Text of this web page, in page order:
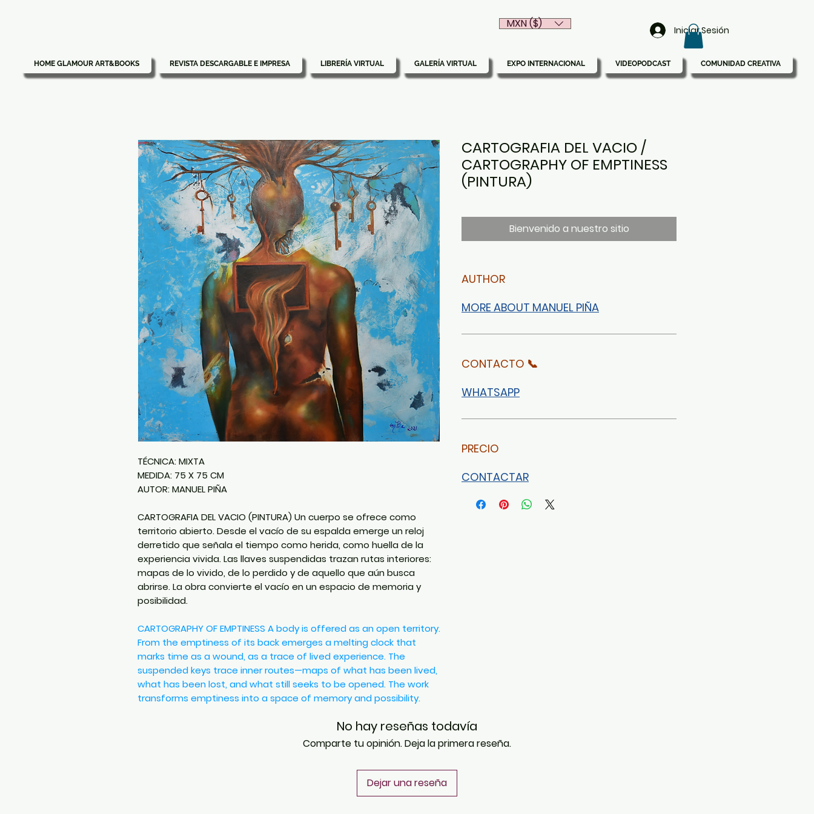
Iniciar Sesión
MXN ($)
HOME GLAMOUR ART&BOOKS REVISTA DESCARGABLE E IMPRESA LIBRERÍA VIRTUAL GALERÍA VIRTUAL EXPO INTERNACIONAL VIDEOPODCAST COMUNIDAD CREATIVA
TÉCNICA: MIXTA
MEDIDA: 75 X 75 CM
AUTOR: MANUEL PIÑA
CARTOGRAFIA DEL VACIO (PINTURA) Un cuerpo se ofrece como
territorio abierto. Desde el vacío de su espalda emerge un reloj
derretido que señala el tiempo como herida, como huella de la
experiencia vivida. Las llaves suspendidas trazan rutas interiores:
mapas de lo vivido, de lo perdido y de aquello que aún busca
abrirse. La obra convierte el vacío en un espacio de memoria y
posibilidad.
CARTOGRAPHY OF EMPTINESS A body is offered as an open territory.
From the emptiness of its back emerges a melting clock that
marks time as a wound, as a trace of lived experience. The
suspended keys trace inner routes—maps of what has been lived,
what has been lost, and what still seeks to be opened. The work
transforms emptiness into a space of memory and possibility.
CARTOGRAFIA DEL VACIO /
CARTOGRAPHY OF EMPTINESS
(PINTURA)
Bienvenido a nuestro sitio
AUTHOR
MORE ABOUT MANUEL PIÑA
CONTACTO 📞
WHATSAPP
PRECIO
CONTACTAR
No hay reseñas todavía
Comparte tu opinión. Deja la primera reseña.
Dejar una reseña